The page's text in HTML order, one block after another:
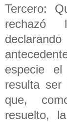
Tercero:
rechazó
especie
resulta
que,
resuelto,